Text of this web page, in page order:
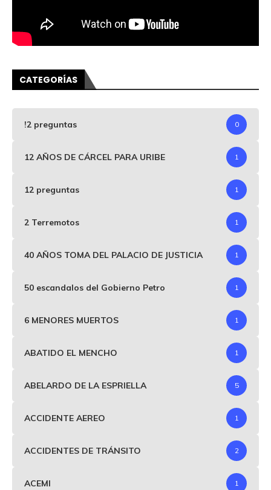
CATEGORÍAS
!2 preguntas 0
12 AÑOS DE CÁRCEL PARA URIBE 1
12 preguntas 1
2 Terremotos 1
40 AÑOS TOMA DEL PALACIO DE JUSTICIA 1
50 escandalos del Gobierno Petro 1
6 MENORES MUERTOS 1
ABATIDO EL MENCHO 1
ABELARDO DE LA ESPRIELLA 5
ACCIDENTE AEREO 1
ACCIDENTES DE TRÁNSITO 2
ACEMI 1